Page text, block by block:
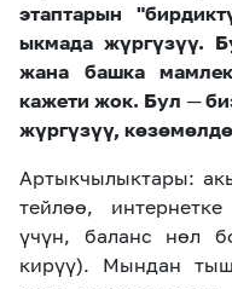
этаптарын
ыкмада жүргүзүү.
жана башка
кажети жок. Бул ─
жүргүзүү,
Артыкчылыктары:
тейлөө,
үчүн, баланс нөл
кирүү). Мындан